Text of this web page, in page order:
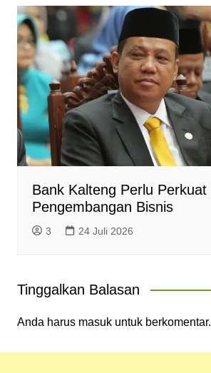
Bank Kalteng Perlu Perkuat
Pengembangan Bisnis
3 24 Juli 2026
Tinggalkan Balasan
Anda harus masukuntuk berkomentar.